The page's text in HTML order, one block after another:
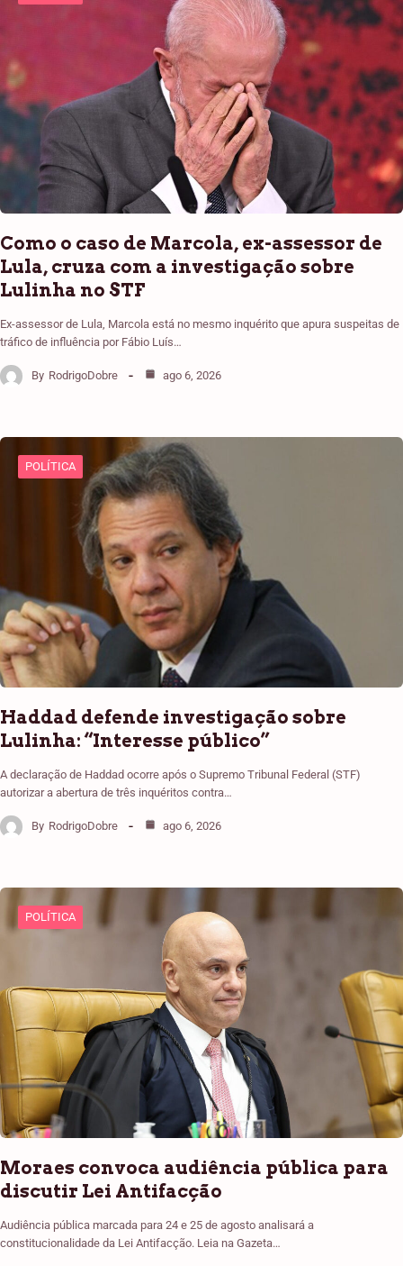
Como o caso de Marcola, ex-assessor de
Lula, cruza com a investigação sobre
Lulinha no STF
Ex-assessor de Lula, Marcola está no mesmo inquérito que apura suspeitas de
tráfico de influência por Fábio Luís…
By RodrigoDobre ago 6, 2026
POLÍTICA
Haddad defende investigação sobre
Lulinha: “Interesse público”
A declaração de Haddad ocorre após o Supremo Tribunal Federal (STF)
autorizar a abertura de três inquéritos contra…
By RodrigoDobre ago 6, 2026
POLÍTICA
Moraes convoca audiência pública para
discutir Lei Antifacção
Audiência pública marcada para 24 e 25 de agosto analisará a
constitucionalidade da Lei Antifacção. Leia na Gazeta…